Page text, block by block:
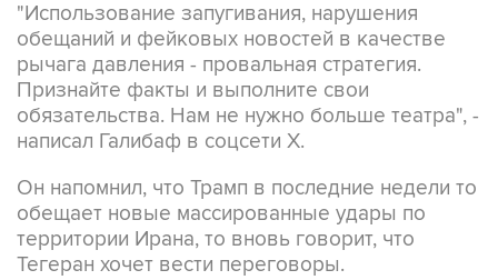
"Использование запугивания, нарушения
обещаний и фейковых новостей в качестве
рычага давления - провальная стратегия.
Признайте факты и выполните свои
обязательства. Нам не нужно больше театра", -
написал Галибаф в соцсети X.
Он напомнил, что Трамп в последние недели то
обещает новые массированные удары по
территории Ирана, то вновь говорит, что
Тегеран хочет вести переговоры.